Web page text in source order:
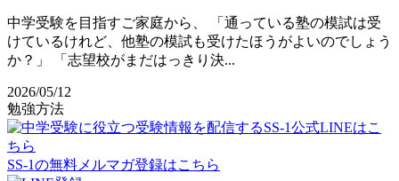
中学受験を目指すご家庭から、 「通っている塾の模試は受
けているけれど、他塾の模試も受けたほうがよいのでしょう
か？」 「志望校がまだはっきり決...
2026/05/12
勉強方法
SS-1の無料メルマガ登録はこちら